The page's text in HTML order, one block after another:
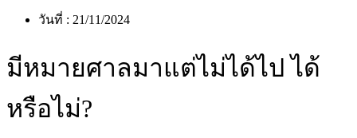
วันที่ : 21/11/2024
มีหมายศาลมาแต่ไม่ได้ไป ได้
หรือไม่?